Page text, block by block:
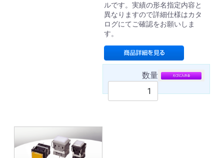
ルです。実績の形名指定内容と
異なりますので詳細仕様はカタ
ログにてご確認をお願いしま
す。
数量